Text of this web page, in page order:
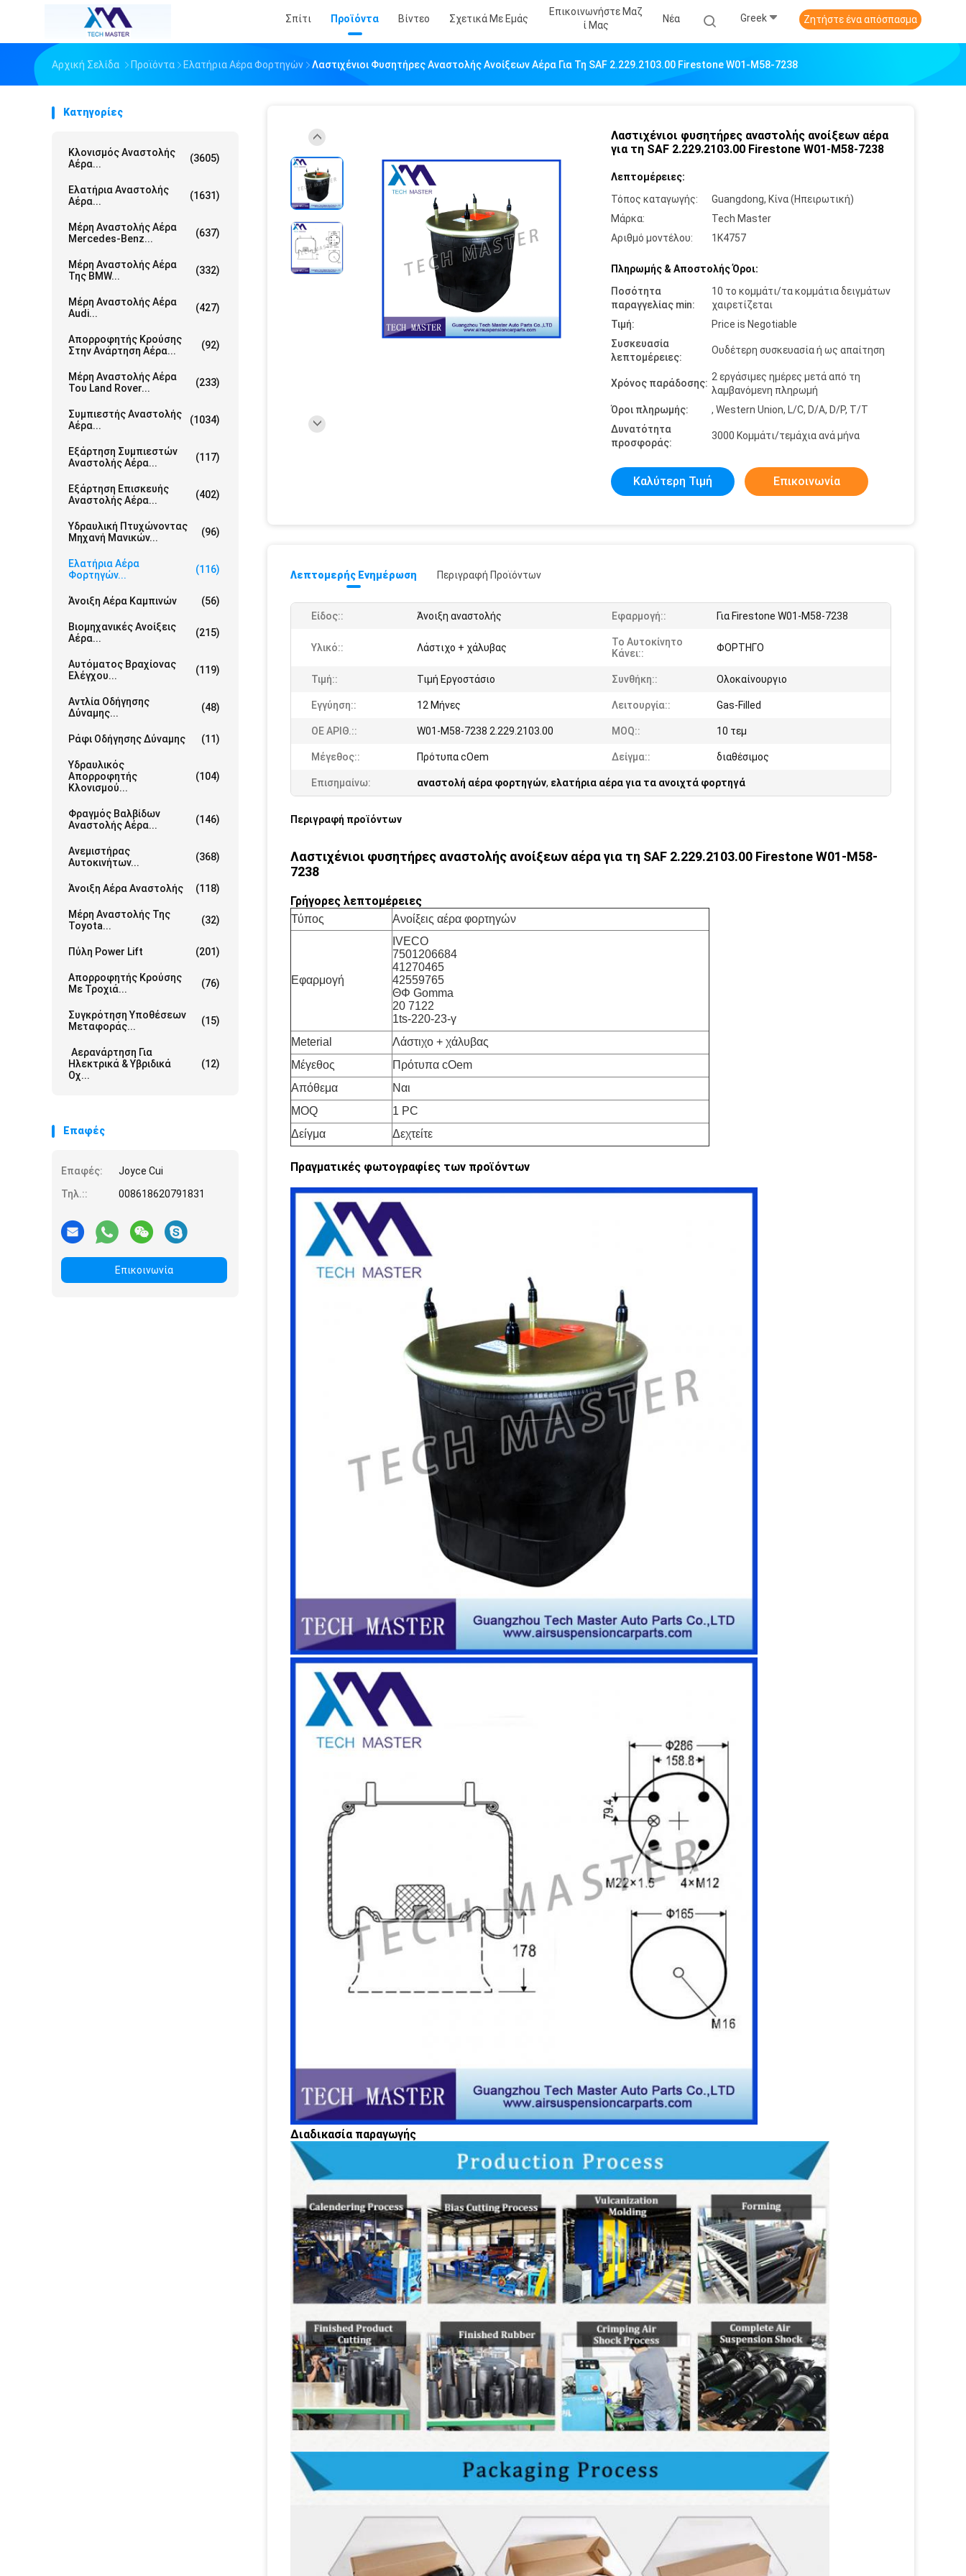
Σπίτι Προϊόντα Βίντεο Σχετικά Με Εμάς
Επικοινωνήστε Μαζ
Ί Μας
Νέα Greek Ζητήστε ένα απόσπασμα
Αρχική Σελίδα Προϊόντα Ελατήρια Αέρα Φορτηγών Λαστιχένιοι Φυσητήρες Αναστολής Ανοίξεων Αέρα Για Τη SAF 2.229.2103.00 Firestone W01-M58-7238
Κατηγορίες
Κλονισμός Αναστολής
Αέρα...
(3605)
Ελατήρια Αναστολής
Αέρα...
(1631)
Μέρη Αναστολής Αέρα
Mercedes-Benz...
(637)
Μέρη Αναστολής Αέρα
Της BMW...
(332)
Μέρη Αναστολής Αέρα
Audi...
(427)
Απορροφητής Κρούσης
Στην Ανάρτηση Αέρα...
(92)
Μέρη Αναστολής Αέρα
Του Land Rover...
(233)
Συμπιεστής Αναστολής
Αέρα...
(1034)
Εξάρτηση Συμπιεστών
Αναστολής Αέρα...
(117)
Εξάρτηση Επισκευής
Αναστολής Αέρα...
(402)
Υδραυλική Πτυχώνοντας
Μηχανή Μανικών...
(96)
Ελατήρια Αέρα
Φορτηγών...
(116)
Άνοιξη Αέρα Καμπινών (56)
Βιομηχανικές Ανοίξεις
Αέρα...
(215)
Αυτόματος Βραχίονας
Ελέγχου...
(119)
Αντλία Οδήγησης
Δύναμης...
(48)
Ράφι Οδήγησης Δύναμης (11)
Υδραυλικός
Απορροφητής
Κλονισμού...
(104)
Φραγμός Βαλβίδων
Αναστολής Αέρα...
(146)
Ανεμιστήρας
Αυτοκινήτων...
(368)
Άνοιξη Αέρα Αναστολής (118)
Μέρη Αναστολής Της
Toyota...
(32)
Πύλη Power Lift (201)
Απορροφητής Κρούσης
Με Τροχιά...
(76)
Συγκρότηση Υποθέσεων
Μεταφοράς...
(15)
Αερανάρτηση Για
Ηλεκτρικά & Υβριδικά
Οχ...
(12)
Επαφές
Επαφές:
Joyce Cui
Τηλ.::
008618620791831
Επικοινωνία
Λαστιχένιοι φυσητήρες αναστολής ανοίξεων αέρα
για τη SAF 2.229.2103.00 Firestone W01-M58-7238
Λεπτομέρειες:
Τόπος καταγωγής:
Guangdong, Κίνα (Ηπειρωτική)
Μάρκα:
Tech Master
Αριθμό μοντέλου:
1K4757
Πληρωμής & Αποστολής Όροι:
Ποσότητα
παραγγελίας min:
10 το κομμάτι/τα κομμάτια δειγμάτων
χαιρετίζεται
Τιμή:
Price is Negotiable
Συσκευασία
λεπτομέρειες:
Ουδέτερη συσκευασία ή ως απαίτηση
Χρόνος παράδοσης:
2 εργάσιμες ημέρες μετά από τη
λαμβανόμενη πληρωμή
Όροι πληρωμής:
, Western Union, L/C, D/A, D/P, T/T
Δυνατότητα
προσφοράς:
3000 Κομμάτι/τεμάχια ανά μήνα
Καλύτερη Τιμή Επικοινωνία
Λεπτομερής Ενημέρωση Περιγραφή Προϊόντων
Είδος:: Άνοιξη αναστολής Εφαρμογή:: Για Firestone W01-M58-7238
Υλικό:: Λάστιχο + χάλυβας
Το Αυτοκίνητο
Κάνει::
ΦΟΡΤΗΓΟ
Τιμή:: Τιμή Εργοστάσιο Συνθήκη:: Ολοκαίνουργιο
Εγγύηση:: 12 Μήνες Λειτουργία:: Gas-Filled
OE ΑΡΙΘ.:: W01-M58-7238 2.229.2103.00 MOQ:: 10 τεμ
Μέγεθος:: Πρότυπα cOem Δείγμα:: διαθέσιμος
Επισημαίνω: αναστολή αέρα φορτηγών, ελατήρια αέρα για τα ανοιχτά φορτηγά
Περιγραφή προϊόντων
Λαστιχένιοι φυσητήρες αναστολής ανοίξεων αέρα για τη SAF 2.229.2103.00 Firestone W01-M58-
7238
Γρήγορες λεπτομέρειες
Τύπος Ανοίξεις αέρα φορτηγών
Εφαρμογή
IVECO
7501206684
41270465
42559765
ΘΦ Gomma
20 7122
1ts-220-23-γ
Meterial
Λάστιχο + χάλυβας
Μέγεθος
Πρότυπα cOem
Απόθεμα
Ναι
MOQ
1 PC
Δείγμα
Δεχτείτε
Πραγματικές φωτογραφίες των προϊόντων
Διαδικασία παραγωγής